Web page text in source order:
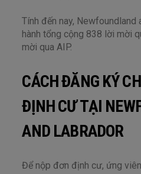
Tính đến nay, Newfoundland
hành tổng cộng 838 lời mời
mời qua AIP.
CÁCH ĐĂNG KÝ
ĐỊNH CƯ TẠI
AND LABRADOR
Để nộp đơn định cư, ứng